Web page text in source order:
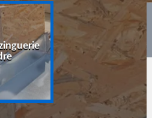
Urgence fuite de
toiture 36